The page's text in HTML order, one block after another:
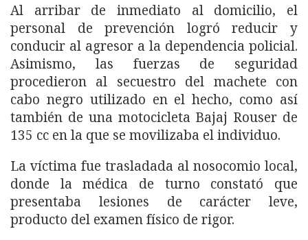
Al arribar de inmediato al domicilio, el
personal de prevención logró reducir y
conducir al agresor a la dependencia policial.
Asimismo, las fuerzas de seguridad
procedieron al secuestro del machete con
cabo negro utilizado en el hecho, como así
también de una motocicleta Bajaj Rouser de
135 cc en la que se movilizaba el individuo.
La víctima fue trasladada al nosocomio local,
donde la médica de turno constató que
presentaba lesiones de carácter leve,
producto del examen físico de rigor.